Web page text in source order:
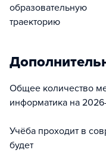
образовательную
траекторию
Общее количество
информатика на
Учёба проходит в
будет